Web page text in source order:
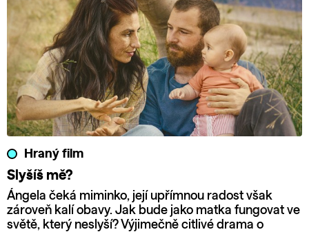
Hraný film
Slyšíš mě?
Ángela čeká miminko, její upřímnou radost však
zároveň kalí obavy. Jak bude jako matka fungovat ve
světě, který neslyší? Výjimečně citlivé drama o